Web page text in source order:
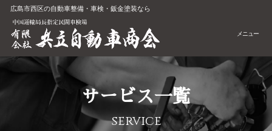
広島市西区の自動車整備・車検・鈑金塗装なら
メニュー
サービス一覧
service